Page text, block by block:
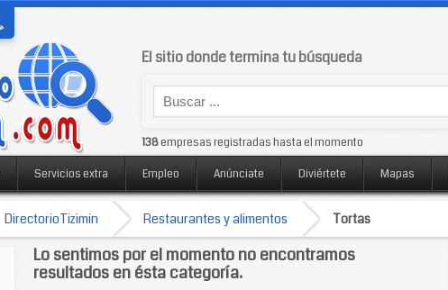
El sitio donde termina tu búsqueda
138empresas registradas hasta el momento
Servicios extra Empleo Anúnciate Diviértete Mapas
DirectorioTizimin Restaurantes y alimentos Tortas
Lo sentimos por el momento no encontramos
resultados en ésta categoría.